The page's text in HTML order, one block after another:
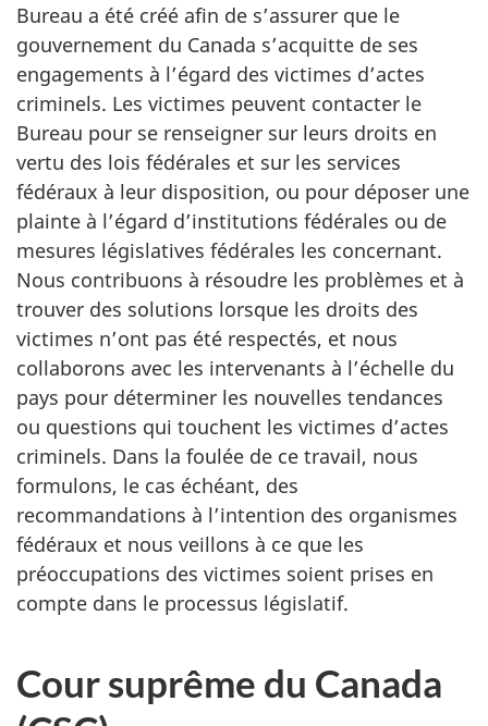
Bureau a été créé afin de s’assurer que le
gouvernement du Canada s’acquitte de ses
engagements à l’égard des victimes d’actes
criminels. Les victimes peuvent contacter le
Bureau pour se renseigner sur leurs droits en
vertu des lois fédérales et sur les services
fédéraux à leur disposition, ou pour déposer une
plainte à l’égard d’institutions fédérales ou de
mesures législatives fédérales les concernant.
Nous contribuons à résoudre les problèmes et à
trouver des solutions lorsque les droits des
victimes n’ont pas été respectés, et nous
collaborons avec les intervenants à l’échelle du
pays pour déterminer les nouvelles tendances
ou questions qui touchent les victimes d’actes
criminels. Dans la foulée de ce travail, nous
formulons, le cas échéant, des
recommandations à l’intention des organismes
fédéraux et nous veillons à ce que les
préoccupations des victimes soient prises en
compte dans le processus législatif.
Cour suprême du Canada